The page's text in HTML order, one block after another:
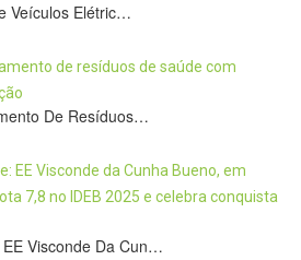
Veículos Elétric…
De Resíduos…
Visconde Da Cun…